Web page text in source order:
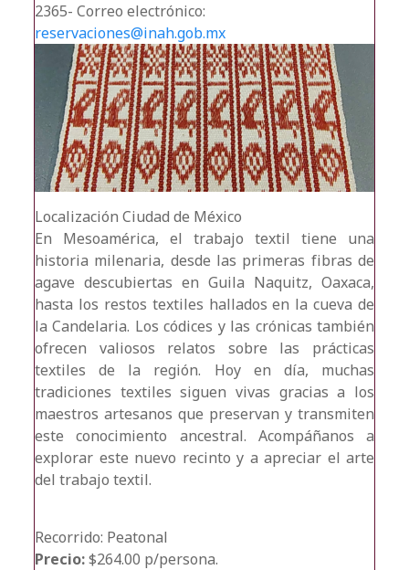
2365- Correo electrónico:
reservaciones@inah.gob.mx
Localización Ciudad de México
En Mesoamérica, el trabajo textil tiene una
historia milenaria, desde las primeras fibras de
agave descubiertas en Guila Naquitz, Oaxaca,
hasta los restos textiles hallados en la cueva de
la Candelaria. Los códices y las crónicas también
ofrecen valiosos relatos sobre las prácticas
textiles de la región. Hoy en día, muchas
tradiciones textiles siguen vivas gracias a los
maestros artesanos que preservan y transmiten
este conocimiento ancestral. Acompáñanos a
explorar este nuevo recinto y a apreciar el arte
del trabajo textil.
Recorrido: Peatonal
Precio:$264.00 p/persona.